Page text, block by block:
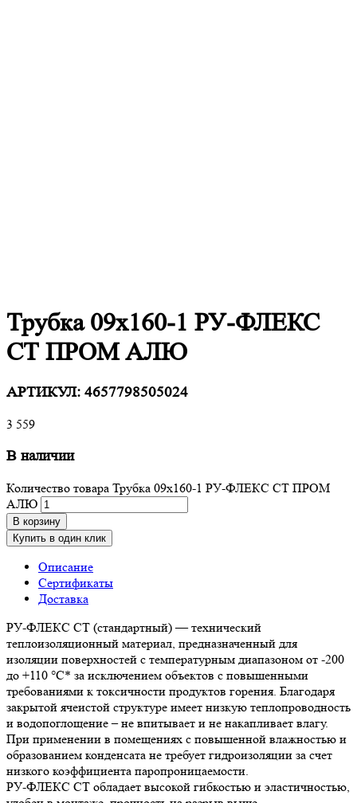
Трубка 09х160-1 РУ-ФЛЕКС
СТ ПРОМ АЛЮ
АРТИКУЛ: 4657798505024
3 559
В наличии
Количество товара Трубка 09х160-1 РУ-ФЛЕКС СТ ПРОМ
АЛЮ
В корзину
Купить в один клик
Описание
Сертификаты
Доставка
РУ-ФЛЕКС СТ (стандартный) — технический
теплоизоляционный материал, предназначенный для
изоляции поверхностей с температурным диапазоном от -200
до +110 °С* за исключением объектов с повышенными
требованиями к токсичности продуктов горения. Благодаря
закрытой ячеистой структуре имеет низкую теплопроводность
и водопоглощение – не впитывает и не накапливает влагу.
При применении в помещениях с повышенной влажностью и
образованием конденсата не требует гидроизоляции за счет
низкого коэффициента паропроницаемости.
РУ-ФЛЕКС СТ обладает высокой гибкостью и эластичностью,